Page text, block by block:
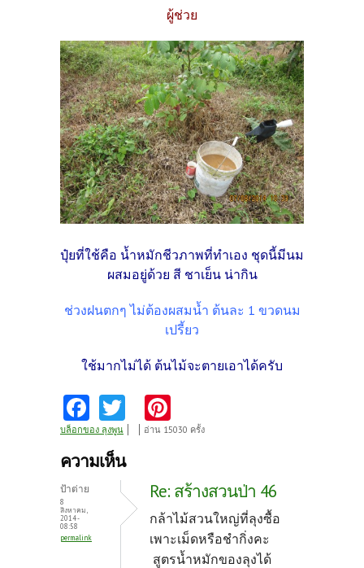
ผู้ช่วย
ปุ๋ยที่ใช้คือ น้ำหมักชีวภาพที่ทำเอง ชุดนี้มีนม
ผสมอยู่ด้วย สี ชาเย็น น่ากิน
ช่วงฝนตกๆ ไม่ต้องผสมน้ำ ต้นละ 1 ขวดนม
เปรี้ยว
ใช้มากไม่ได้ ต้นไม้จะตายเอาได้ครับ
Fa
ce
b
k
w
itt
nt
es
t
บล็อกของ ลุงพูน อ่าน 15030 ครั้ง
ความเห็น
ป้าต่าย
8
สิงหาคม,
2014 -
08:58
permalink
Re: สร้างสวนป่า 46
กล้าไม้สวนใหญ่ที่ลุงซื้อ
เพาะเม็ดหรือชำกิ่งคะ
สูตรน้ำหมักของลุงได้